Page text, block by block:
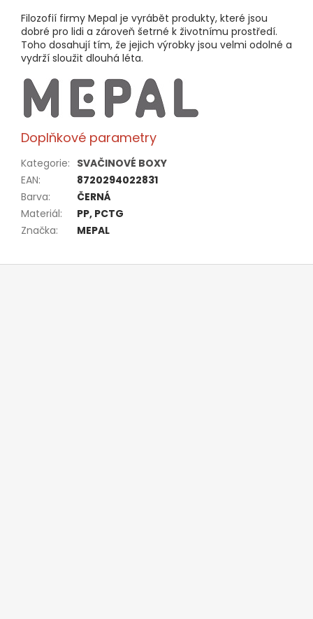
Filozofií firmy Mepal je vyrábět produkty, které jsou
dobré pro lidi a zároveň šetrné k životnímu prostředí.
Toho dosahují tím, že jejich výrobky jsou velmi odolné a
vydrží sloužit dlouhá léta.
Doplňkové parametry
Kategorie: SVAČINOVÉ BOXY
EAN:
8720294022831
Barva:
ČERNÁ
Materiál:
PP, PCTG
Značka: MEPAL
Z